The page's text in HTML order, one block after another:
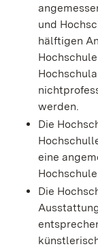
und
hälftigen
werden.
Die
eine
Die